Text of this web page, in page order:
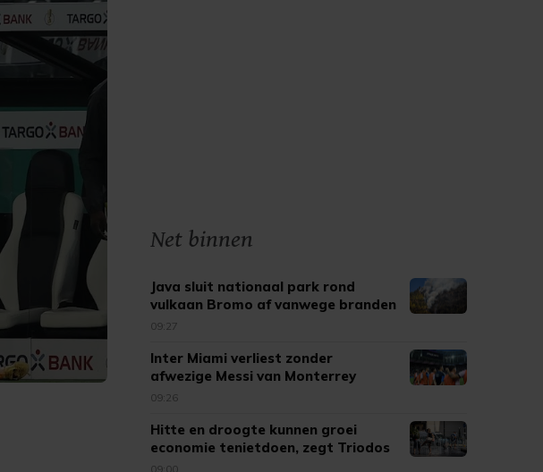
Net binnen
Java sluit nationaal park rond
vulkaan Bromo af vanwege branden
09:27
Inter Miami verliest zonder
afwezige Messi van Monterrey
09:26
Hitte en droogte kunnen groei
economie tenietdoen, zegt Triodos
09:00